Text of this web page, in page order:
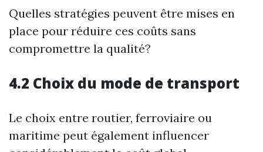
Quelles stratégies peuvent être mises en
place pour réduire ces coûts sans
compromettre la qualité?
4.2 Choix du mode de transport
Le choix entre routier, ferroviaire ou
maritime peut également influencer